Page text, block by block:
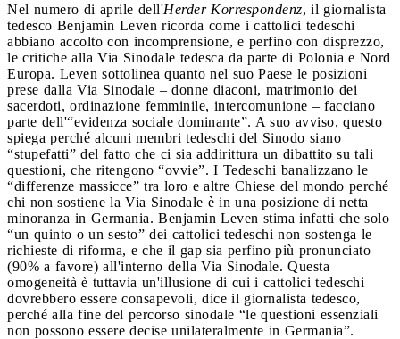
Nel numero di aprile dell'Herder Korrespondenz, il giornalista
tedesco Benjamin Leven ricorda come i cattolici tedeschi
abbiano accolto con incomprensione, e perfino con disprezzo,
le critiche alla Via Sinodale tedesca da parte di Polonia e Nord
Europa. Leven sottolinea quanto nel suo Paese le posizioni
prese dalla Via Sinodale – donne diaconi, matrimonio dei
sacerdoti, ordinazione femminile, intercomunione – facciano
parte dell'“evidenza sociale dominante”. A suo avviso, questo
spiega perché alcuni membri tedeschi del Sinodo siano
“stupefatti” del fatto che ci sia addirittura un dibattito su tali
questioni, che ritengono “ovvie”. I Tedeschi banalizzano le
“differenze massicce” tra loro e altre Chiese del mondo perché
chi non sostiene la Via Sinodale è in una posizione di netta
minoranza in Germania. Benjamin Leven stima infatti che solo
“un quinto o un sesto” dei cattolici tedeschi non sostenga le
richieste di riforma, e che il gap sia perfino più pronunciato
(90% a favore) all'interno della Via Sinodale. Questa
omogeneità è tuttavia un'illusione di cui i cattolici tedeschi
dovrebbero essere consapevoli, dice il giornalista tedesco,
perché alla fine del percorso sinodale “le questioni essenziali
non possono essere decise unilateralmente in Germania”.